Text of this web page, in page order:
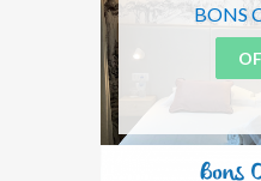
BONS